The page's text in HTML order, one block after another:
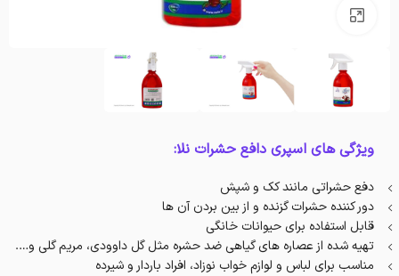
ویژگی های اسپری دافع حشرات نلا:
دفع حشراتی مانند کک و شپش
دور کننده حشرات گزنده و از بین بردن آن ها
قابل استفاده برای حیوانات خانگی
تهیه شده از عصاره های گیاهی ضد حشره مثل گل داوودی، مریم گلی و….
مناسب برای لباس و لوازم خواب نوزاد، افراد باردار و شیرده